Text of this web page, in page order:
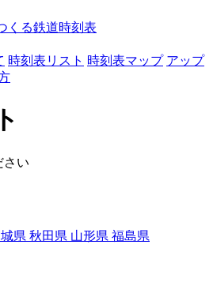
くる鉄道時刻表
時刻表リスト 時刻表マップ アップ
さい
県 秋田県 山形県 福島県